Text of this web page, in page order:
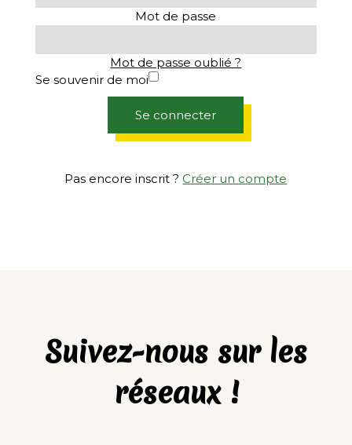
Mot de passe
Mot de passe oublié ?
Se souvenir de moi
Se connecter
Pas encore inscrit ? Créer un compte
Suivez-nous sur les
réseaux !